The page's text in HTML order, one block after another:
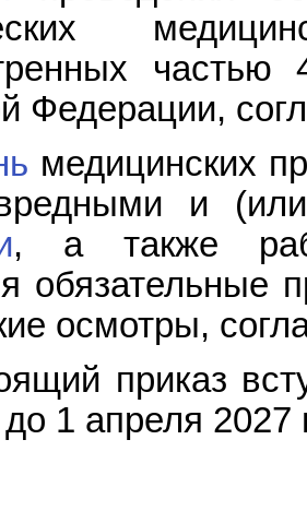
частью
Федерации,
медицинских
и
, а также
обязательные
осмотры,
приказ
1 апреля 2027